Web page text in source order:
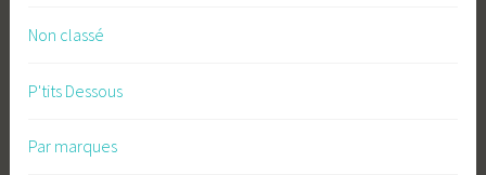
Non classé
P'tits Dessous
Par marques